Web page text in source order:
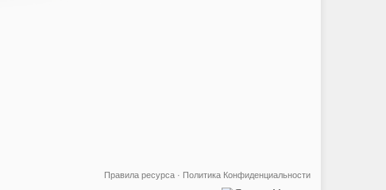
Политика Конфиденциальности
Правила ресурса ·